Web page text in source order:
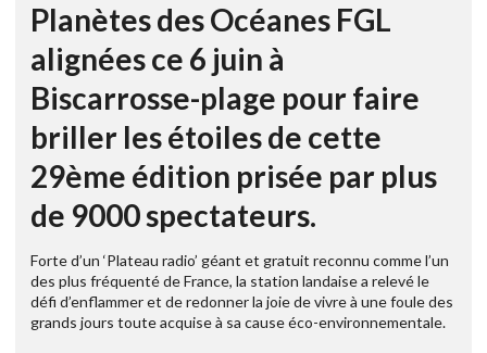
Planètes des Océanes FGL
alignées ce 6 juin à
Biscarrosse-plage pour faire
briller les étoiles de cette
29ème édition prisée par plus
de 9000 spectateurs.
Forte d’un ‘Plateau radio’ géant et gratuit reconnu comme l’un
des plus fréquenté de France, la station landaise a relevé le
défi d’enflammer et de redonner la joie de vivre à une foule des
grands jours toute acquise à sa cause éco-environnementale.